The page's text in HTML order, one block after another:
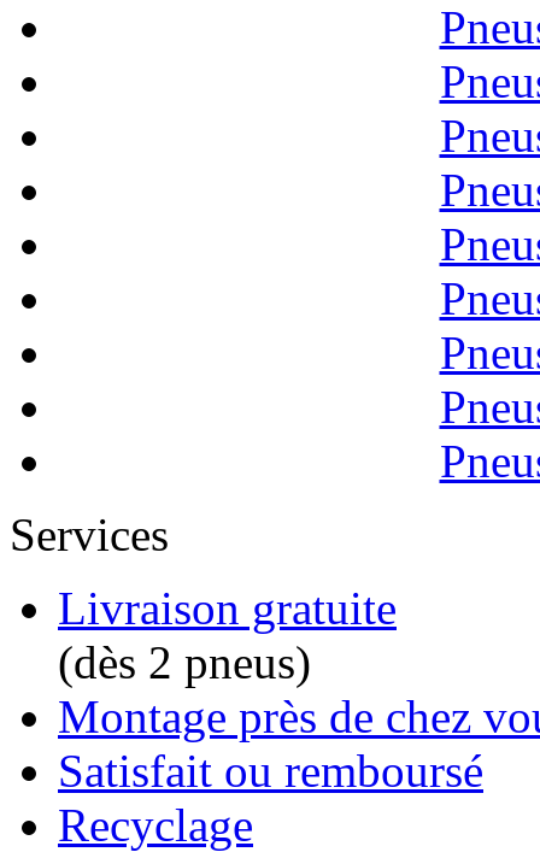
Services
Livraison gratuite
(dès 2 pneus)
Montage près de chez
Satisfait ou remboursé
Recyclage